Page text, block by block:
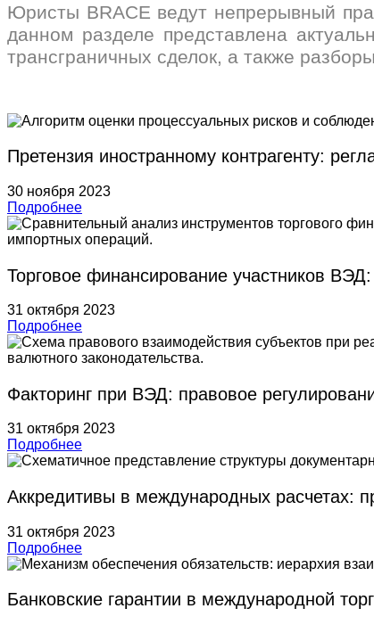
Юристы BRACE ведут непрерывный
данном разделе представлена
трансграничных сделок, а также
Претензия иностранному контрагенту:
30 ноября 2023
Подробнее
Торговое финансирование участников
31 октября 2023
Подробнее
Факторинг при ВЭД: правовое
31 октября 2023
Подробнее
Аккредитивы в международных расчетах:
31 октября 2023
Подробнее
Банковские гарантии в международной